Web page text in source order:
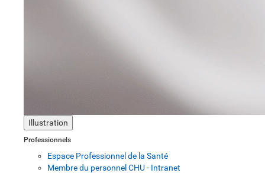
Illustration
Professionnels
Espace Professionnel de la Santé
Membre du personnel CHU - Intranet